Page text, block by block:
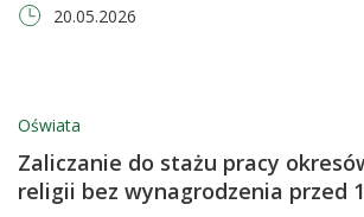
20.05.2026
Oświata
Zaliczanie do stażu pracy
religii bez wynagrodzenia przed